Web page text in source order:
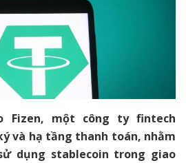
Fizen, một công ty fintech
và hạ tầng thanh toán, nhằm
dụng stablecoin trong giao